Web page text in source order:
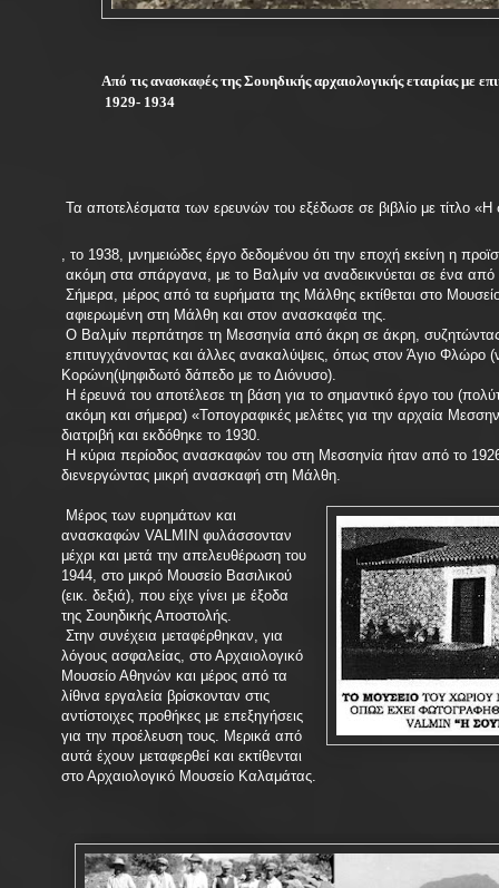
Από τις ανασκαφές της Σουηδικής αρχαιολογικής εταιρίας με
1929- 1934
Τα αποτελέσματα των ερευνών του εξέδωσε σε βιβλίο με τίτλο
, το 1938, μνημειώδες έργο δεδομένου ότι την εποχή εκείνη η
ακόμη στα σπάργανα, με το Βαλμίν να αναδεικνύεται σε ένα από
Σήμερα, μέρος από τα ευρήματα της Μάλθης εκτίθεται στο
αφιερωμένη στη Μάλθη και στον ανασκαφέα της.
Ο Βαλμίν περπάτησε τη Μεσσηνία από άκρη σε άκρη, συζητώντας
επιτυγχάνοντας και άλλες ανακαλύψεις, όπως στον Άγιο Φλώρο
Κορώνη(ψηφιδωτό δάπεδο με το Διόνυσο).
Η έρευνά του αποτέλεσε τη βάση για το σημαντικό έργο του
ακόμη και σήμερα) «Τοπογραφικές μελέτες για την αρχαία
διατριβή και εκδόθηκε το 1930.
Η κύρια περίοδος ανασκαφών του στη Μεσσηνία ήταν από το
διενεργώντας μικρή ανασκαφή στη Μάλθη.
Μέρος των ευρημάτων και
ανασκαφών VALMIN φυλάσσονταν
μέχρι και μετά την απελευθέρωση του
1944, στο μικρό Μουσείο Βασιλικού
(εικ. δεξιά), που είχε γίνει με έξοδα
της Σουηδικής Αποστολής.
Στην συνέχεια μεταφέρθηκαν, για
λόγους ασφαλείας, στο Αρχαιολογικό
Μουσείο Αθηνών και μέρος από τα
λίθινα εργαλεία βρίσκονταν στις
αντίστοιχες προθήκες με επεξηγήσεις
για την προέλευση τους. Μερικά από
αυτά έχουν μεταφερθεί και εκτίθενται
στο Αρχαιολογικό Μουσείο Καλαμάτας.